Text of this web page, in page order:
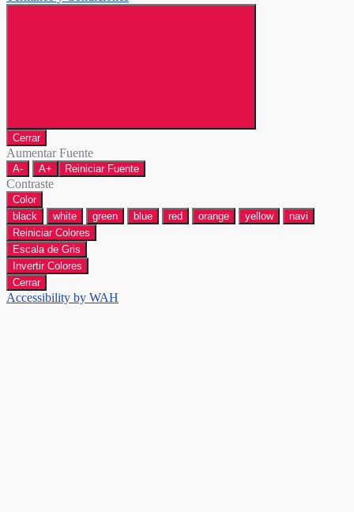
Cerrar
Aumentar Fuente
A- A+ Reiniciar Fuente
Contraste
Color
black
white green blue red orange yellow
navi
Reiniciar Colores
Escala de Gris
Invertir Colores
Cerrar
Accessibility by WAH